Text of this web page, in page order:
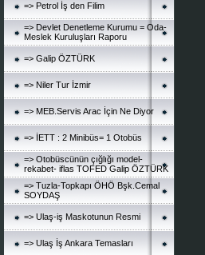
=> Petrol İş den Filim
=> Devlet Denetleme Kurumu = Oda-
Meslek Kuruluşları Raporu
=> Galip ÖZTÜRK
=> Niler Tur İzmir
=> MEB.Servis Arac İçin Ne Diyor
=> İETT : 2 Minibüs= 1 Otobüs
=> Otobüscünün çığlığı model-
rekabet- iflas TOFED Galip ÖZTÜRK
=> Tuzla-Topkapı ÖHÖ Bşk.Cemal
SOYDAŞ
=> Ulaş-iş Maskotunun Resmi
=> Ulaş İş Ankara Temasları